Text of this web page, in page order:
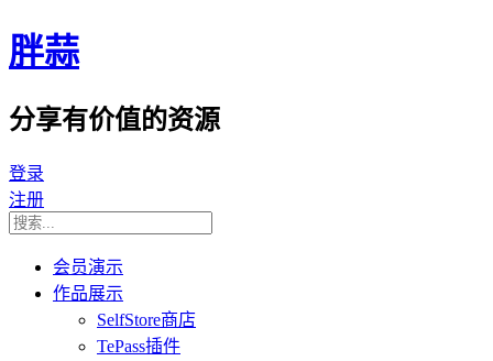
胖蒜
分享有价值的资源
登录
注册
会员演示
作品展示
SelfStore商店
TePass插件